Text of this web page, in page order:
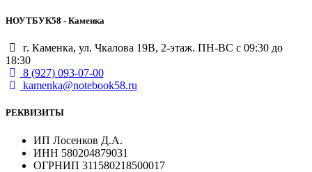
НОУТБУК58 - Каменка
г. Каменка, ул. Чкалова 19В, 2-этаж. ПН-ВС с 09:30 до
18:30
8 (927) 093-07-00
kamenka@notebook58.ru
РЕКВИЗИТЫ
ИП Лосенков Д.А.
ИНН 580204879031
ОГРНИП 311580218500017